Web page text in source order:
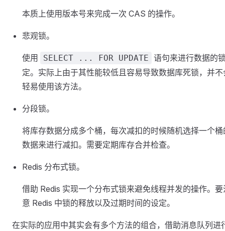
本质上使用版本号来完成一次 CAS 的操作。
悲观锁。
使用 SELECT ... FOR UPDATE 语句来进行数据的
定。实际上由于其性能较低且容易导致数据库死锁，并不
轻易使用该方法。
分段锁。
将库存数据分成多个桶，每次减扣的时候随机选择一个桶
数据来进行减扣。需要定期库存合并检查。
Redis 分布式锁。
借助 Redis 实现一个分布式锁来避免线程并发的操作。要
意 Redis 中锁的释放以及过期时间的设定。
在实际的应用中其实会有多个方法的组合，借助消息队列进